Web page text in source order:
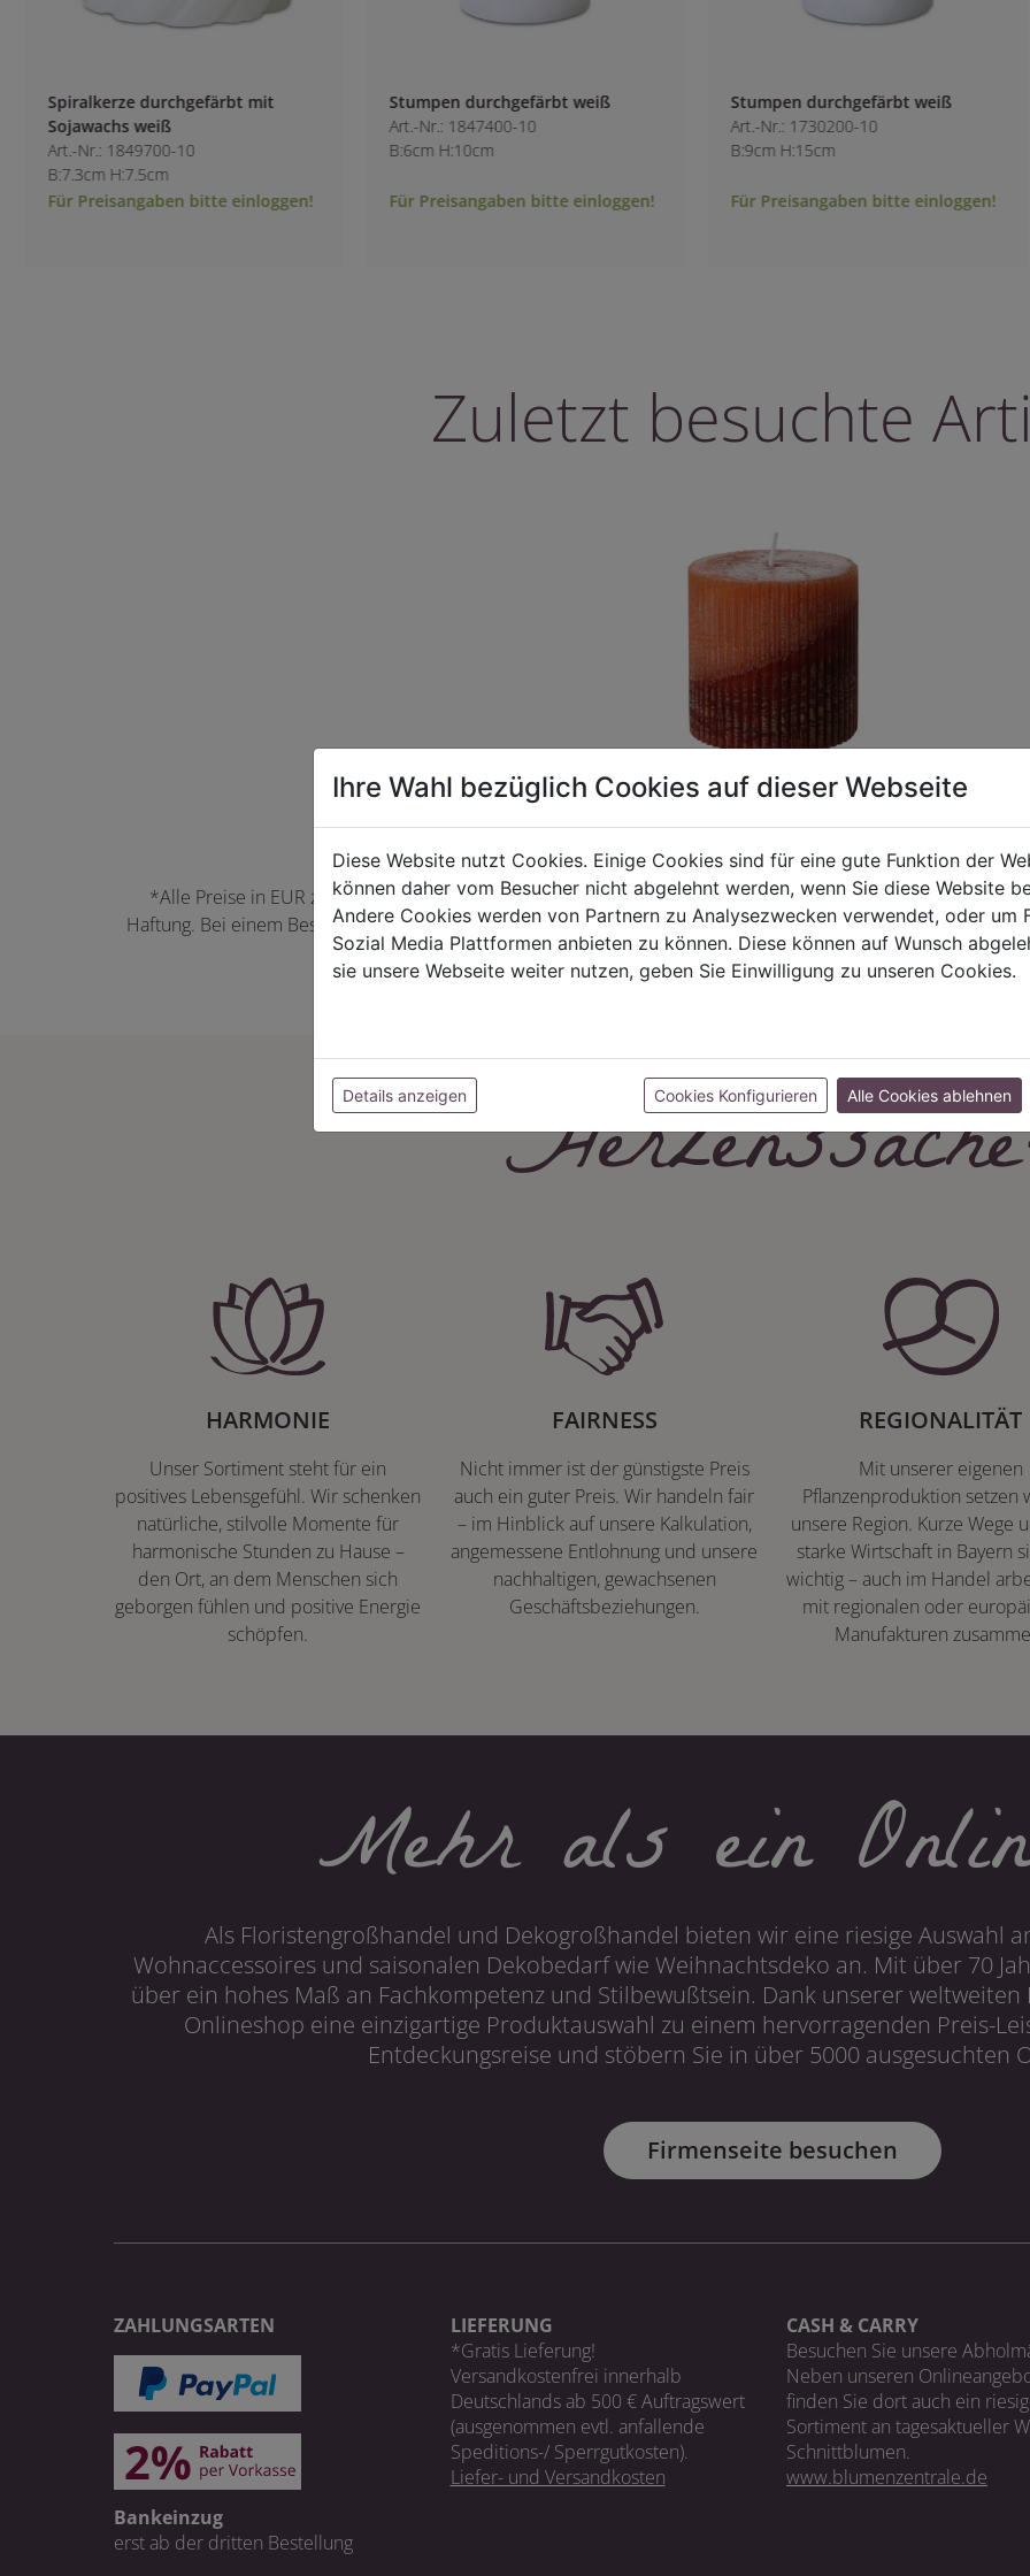
Spiralkerze durchgefärbt mit
Sojawachs weiß
Art.-Nr.: 1849700-10
B:7.3cm H:7.5cm
Für Preisangaben bitte einloggen!
Stumpen durchgefärbt weiß
Art.-Nr.: 1847400-10
B:6cm H:10cm
Für Preisangaben bitte einloggen!
Stumpen durchgefärbt weiß
Art.-Nr.: 1730200-10
B:9cm H:15cm
Für Preisangaben bitte einloggen!
Zuletzt besuchte
*Alle Preise in EUR zzgl. der jeweils gültigen Mehrwertsteuer und Versandkosten. Für Irrtümer und
Haftung. Bei einem Bestellwert unter 50,00 EUR behalten wir uns die Berechnung eines
können Farbabweichungen zwischen der Bildschirmdarstellung und dem
HARMONIE
Unser Sortiment steht für ein
positives Lebensgefühl. Wir schenken
natürliche, stilvolle Momente für
harmonische Stunden zu Hause –
den Ort, an dem Menschen sich
geborgen fühlen und positive Energie
schöpfen.
FAIRNESS
Nicht immer ist der günstigste Preis
auch ein guter Preis. Wir handeln fair
– im Hinblick auf unsere Kalkulation,
angemessene Entlohnung und unsere
nachhaltigen, gewachsenen
Geschäftsbeziehungen.
REGIONALITÄT
Mit unserer eigenen
Pflanzenproduktion setzen
unsere Region. Kurze Wege
starke Wirtschaft in Bayern
wichtig – auch im Handel
mit regionalen oder
Manufakturen
Mehr als ein
Als Floristengroßhandel und Dekogroßhandel bieten wir eine riesige Auswahl
Wohnaccessoires und saisonalen Dekobedarf wie Weihnachtsdeko an. Mit über 70
über ein hohes Maß an Fachkompetenz und Stilbewußtsein. Dank unserer
Onlineshop eine einzigartige Produktauswahl zu einem hervorragenden Preis-
Entdeckungsreise und stöbern Sie in über 5000 ausgesuchten
Firmenseite besuchen
ZAHLUNGSARTEN
Bankeinzug
erst ab der dritten Bestellung
LIEFERUNG
*Gratis Lieferung!
Versandkostenfrei innerhalb
Deutschlands ab 500 € Auftragswert
(ausgenommen evtl. anfallende
Speditions-/ Sperrgutkosten).
Liefer- und Versandkosten
CASH & CARRY
Besuchen Sie unsere
Neben unseren
finden Sie dort auch ein
Sortiment an tagesaktueller
Schnittblumen.
www.blumenzentrale.de
Ihre Wahl bezüglich Cookies auf dieser Webseite
Diese Website nutzt Cookies. Einige Cookies sind für eine gute Funktion der
können daher vom Besucher nicht abgelehnt werden, wenn Sie diese Website
Andere Cookies werden von Partnern zu Analysezwecken verwendet, oder um
Sozial Media Plattformen anbieten zu können. Diese können auf Wunsch
sie unsere Webseite weiter nutzen, geben Sie Einwilligung zu unseren Cookies.
Details anzeigen Cookies Konfigurieren Alle Cookies ablehnen